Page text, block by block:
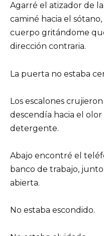
Agarré el atizador de
caminé hacia el
cuerpo gritándome
dirección contraria.
La puerta no estaba
Los escalones
descendía hacia el
detergente.
Abajo encontré el
banco de trabajo,
abierta.
No estaba escondido.